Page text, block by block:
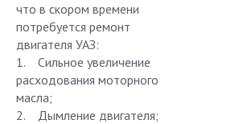
что в скором времени
потребуется ремонт
двигателя УАЗ:
1. Сильное увеличение
расходования моторного
масла;
2. Дымление двигателя;